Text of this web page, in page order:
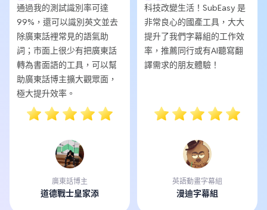
通過我的測試識別率可達
99%，還可以識別英文並去
除廣東話裡常見的語氣助
詞；市面上很少有把廣東話
轉為書面語的工具，可以幫
助廣東話博主擴大觀眾面，
極大提升效率。
廣東話博主
道德戰士皇家添
科技改變生活！SubEasy 是
非常良心的國產工具，大大
提升了我們字幕組的工作效
率，推薦同行或有AI聽寫翻
譯需求的朋友體驗！
英語動畫字幕組
漫迪字幕組